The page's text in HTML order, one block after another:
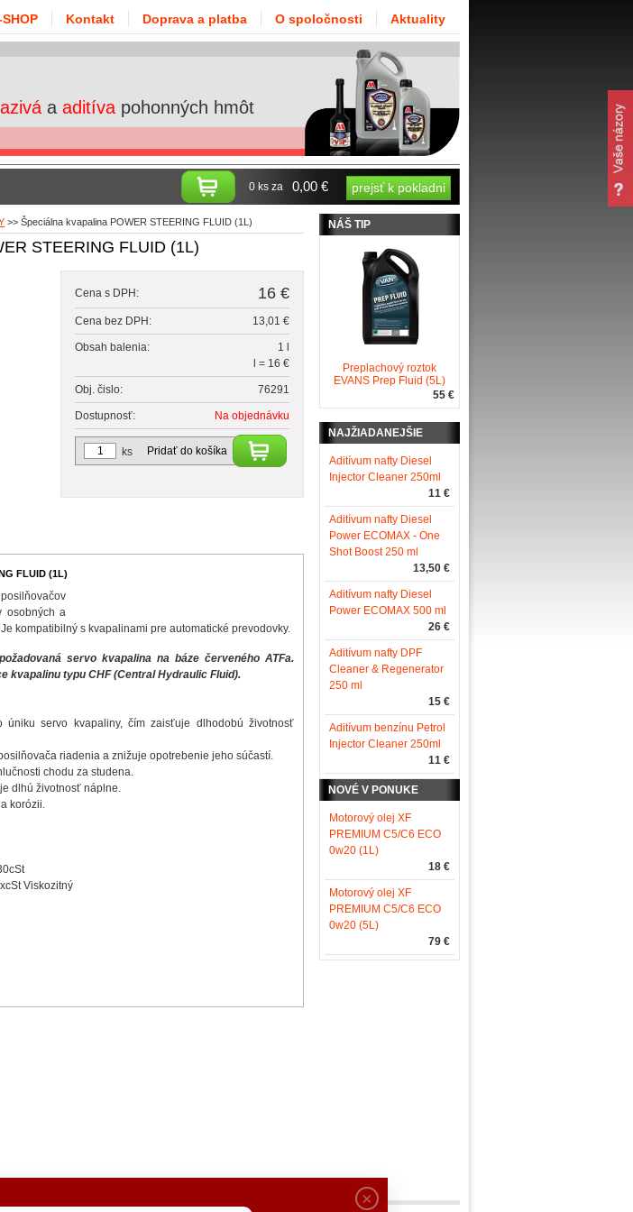
a aditíva pohonných hmôt
>> Špeciálna kvapalina POWER STEERING FLUID (1L)
STEERING FLUID (1L)
Cena s DPH: 16 €
Cena bez DPH: 13,01 €
Obsah balenia:
1 l
l = 16 €
Obj. čislo: 76291
Dostupnosť: Na objednávku
Pridať do košíka
ks
FLUID (1L)
osobných a
kompatibilný s kvapalinami pre automatické prevodovky.
servo kvapalina na báze červeného ATFa.
kvapalinu typu CHF (Central Hydraulic Fluid).
úniku servo kvapaliny, čím zaisťuje dlhodobú životnosť
riadenia a znižuje opotrebenie jeho súčastí.
chodu za studena.
dlhú životnosť náplne.
korózii.
Viskozitný
NÁŠ TIP
Preplachový roztok
EVANS Prep Fluid (5L)
55 €
NAJŽIADANEJŠIE
Aditívum nafty Diesel
Injector Cleaner 250ml
11 €
Aditívum nafty Diesel
Power ECOMAX - One
Shot Boost 250 ml
13,50 €
Aditívum nafty Diesel
Power ECOMAX 500 ml
26 €
Aditívum nafty DPF
Cleaner & Regenerator
250 ml
15 €
Aditívum benzínu Petrol
Injector Cleaner 250ml
11 €
NOVÉ V PONUKE
Motorový olej XF
PREMIUM C5/C6 ECO
0w20 (1L)
18 €
Motorový olej XF
PREMIUM C5/C6 ECO
0w20 (5L)
79 €
SHOP Kontakt Doprava a platba O spoločnosti Aktuality
0 ks za 0,00 € prejsť k pokladni